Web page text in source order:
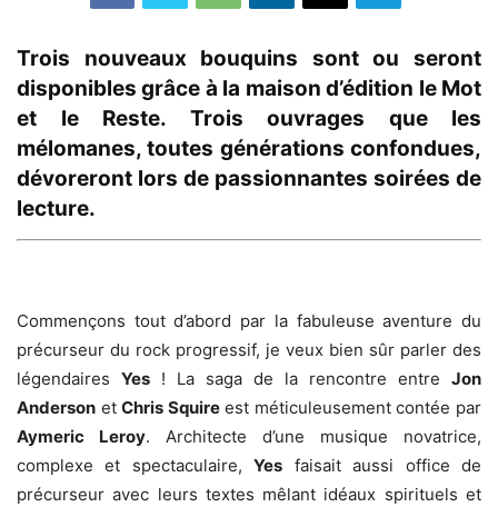
Trois nouveaux bouquins sont ou seront
disponibles grâce à la maison d’édition le Mot
et le Reste. Trois ouvrages que les
mélomanes, toutes générations confondues,
dévoreront lors de passionnantes soirées de
lecture.
Commençons tout d’abord par la fabuleuse aventure du
précurseur du rock progressif, je veux bien sûr parler des
légendaires Yes ! La saga de la rencontre entre Jon
Anderson etChris Squireest méticuleusement contée par
Aymeric Leroy. Architecte d’une musique novatrice,
complexe et spectaculaire,Yes faisait aussi office de
précurseur avec leurs textes mêlant idéaux spirituels et